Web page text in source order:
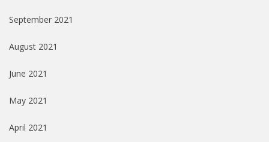
September 2021
August 2021
June 2021
May 2021
April 2021